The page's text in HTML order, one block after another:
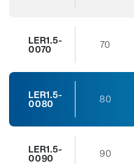
LER1.5-
0070 70
LER1.5-
0080 80
LER1.5-
0090 90